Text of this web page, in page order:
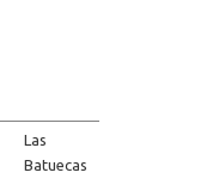
Las
Batuecas